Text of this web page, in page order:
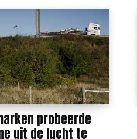
probeerde
uit de lucht te